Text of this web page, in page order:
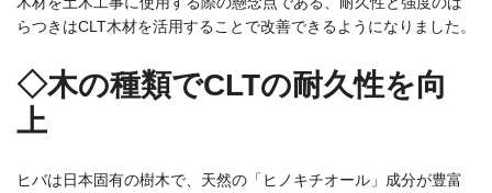
らつきはCLT木材を活用することで改善できるようになりました。
◇木の種類でCLTの耐久性を向
上
ヒバは日本固有の樹木で、天然の「ヒノキチオール」成分が豊富